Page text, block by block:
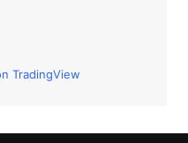
TradingView